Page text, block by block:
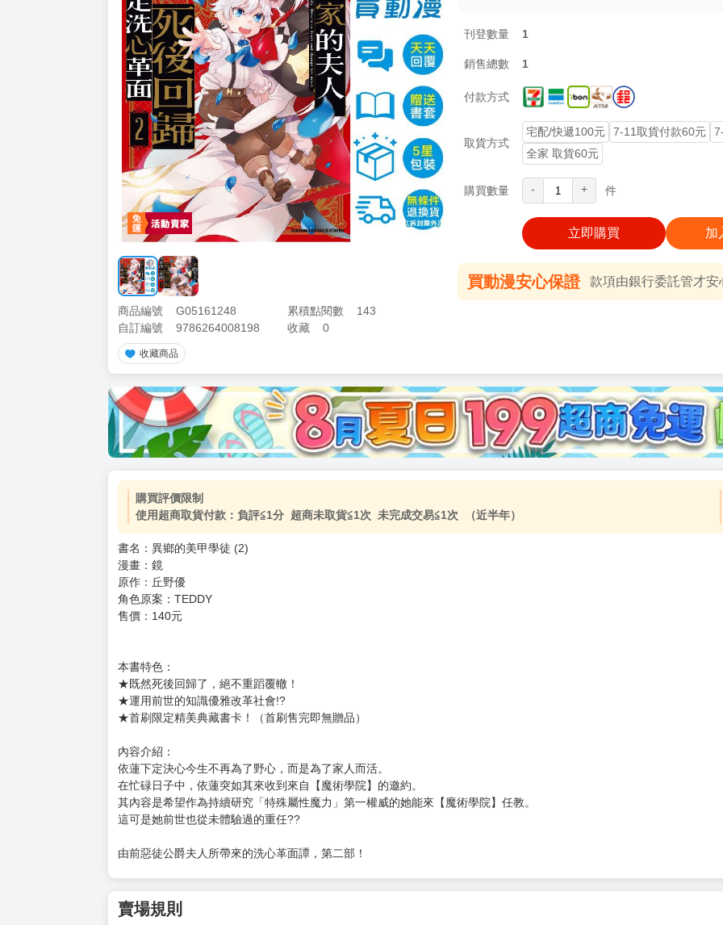
商品編號 G05161248 累積點閱數
143
自訂編號
9786264008198 收藏 0
收藏商品
刊登數量 1
銷售總數 1
付款方式
取貨方式
宅配/快遞100元 7-11取貨付款60元
全家 取貨60元
購買數量 - + 件
立即購買 加
買動漫安心保證 款項由銀行委託管才安
加價購 ( 共
(加購品) 買動漫★《$15元-加固紙箱包裝》
購買評價限制
使用超商取貨付款：負評≦1分 超商未取貨≦1次 未完成交易≦1次 （近半年）
書名：異鄉的美甲學徒 (2)
原作：丘野優
角色原案：TEDDY
售價：140元
★既然死後回歸了，絕不重蹈覆轍！
★首刷限定精美典藏書卡！（首刷售完即無贈品）
內容介紹：